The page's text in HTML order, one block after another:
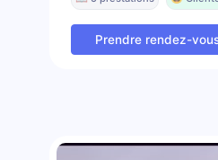
Prendre rendez-